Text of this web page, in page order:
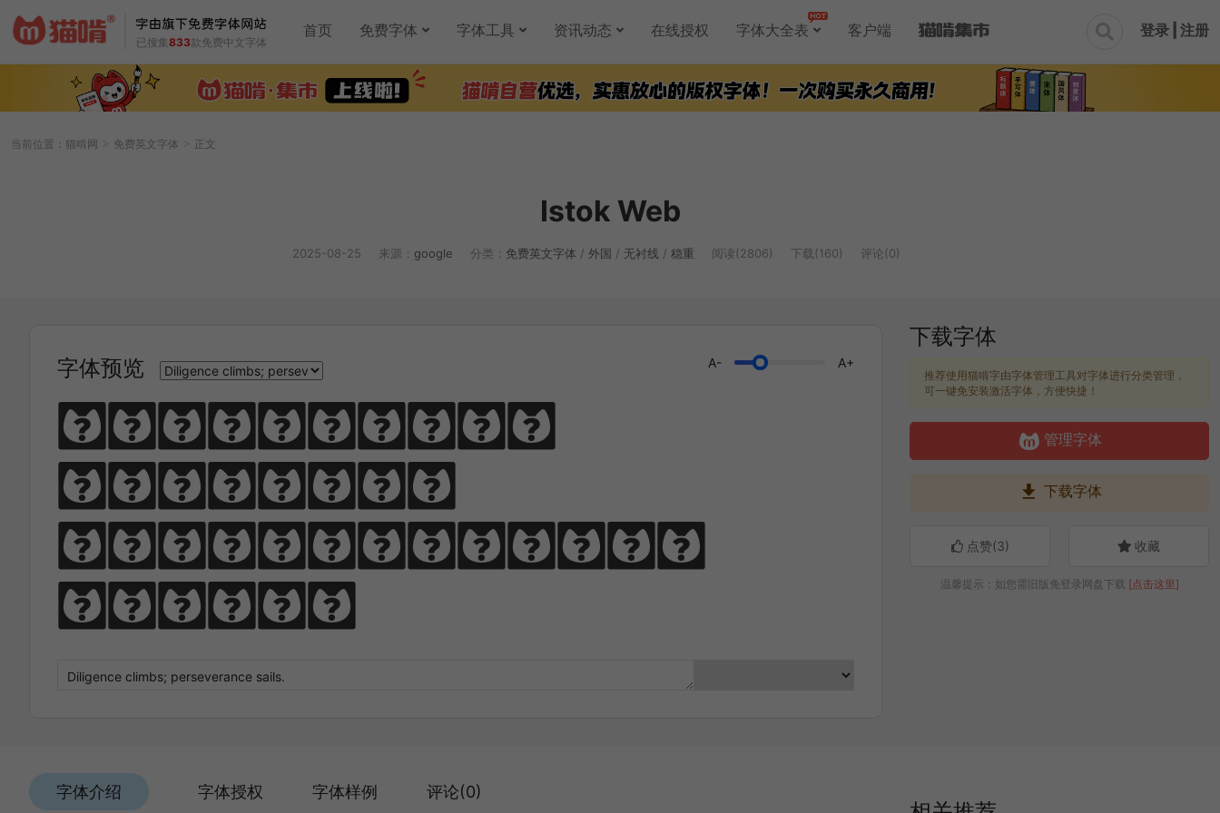
已搜集833款免费中文字体
首页 免费字体 字体工具 资讯动态 在线授权 字体大全表 客户端  登录 | 注册
当前位置： 猫啃网 > 免费英文字体 > 正文
Istok Web
2025-08-25 来源： google 分类： 免费英文字体 / 外国 / 无衬线 / 稳重 阅读(2806) 下载(160) 评论(0)
字体预览 A- A+
Diligence
climbs;
perseverance
sails.
下载字体
推荐使用猫啃字由字体管理工具对字体进行分类管理，
可一键免安装激活字体，方便快捷！
管理字体
 下载字体
点赞(3) 收藏
温馨提示：如您需旧版免登录网盘下载 [点击这里]
字体介绍 字体授权 字体样例 评论(0)